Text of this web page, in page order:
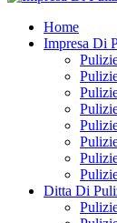
Impresa Di Pulizie
✅ Abitazioni e
Home
Impresa Di
Ditta Di